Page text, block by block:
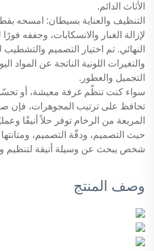
الأثاث الدائم.
التنظيف والعناية بسيطان: امسحه
لإزالة الغبار والانسكابات، وجففه
النهائي. تم اختيار التصميم والتشطيب
والتغيرات اللونية الناتجة عن
التجميل والعطور.
سواء كنت تنظّم غرفة معيشة، أو
المربعة من الرخام توفر حلاً أنيقًا
حيث التصميم، ودقّة التصميم، ومتانتها
شخص يبحث عن وسيلة أنيقة لتنظيم
وصف المنتج